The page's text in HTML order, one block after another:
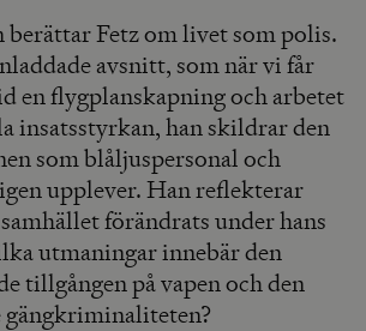
berättar Fetz om livet som polis.
avsnitt, som när vi får
en flygplanskapning och arbetet
insatsstyrkan, han skildrar den
som blåljuspersonal och
upplever. Han reflekterar
förändrats under hans
utmaningar innebär den
tillgången på vapen och den
gängkriminaliteten?